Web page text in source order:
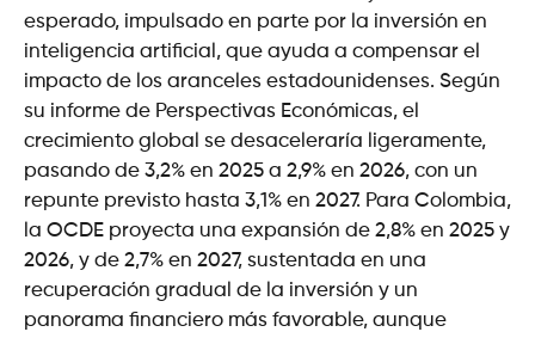
esperado, impulsado en parte por la inversión en
inteligencia artificial, que ayuda a compensar el
impacto de los aranceles estadounidenses. Según
su informe de Perspectivas Económicas, el
crecimiento global se desaceleraría ligeramente,
pasando de 3,2% en 2025 a 2,9% en 2026, con un
repunte previsto hasta 3,1% en 2027. Para Colombia,
la OCDE proyecta una expansión de 2,8% en 2025 y
2026, y de 2,7% en 2027, sustentada en una
recuperación gradual de la inversión y un
panorama financiero más favorable, aunque